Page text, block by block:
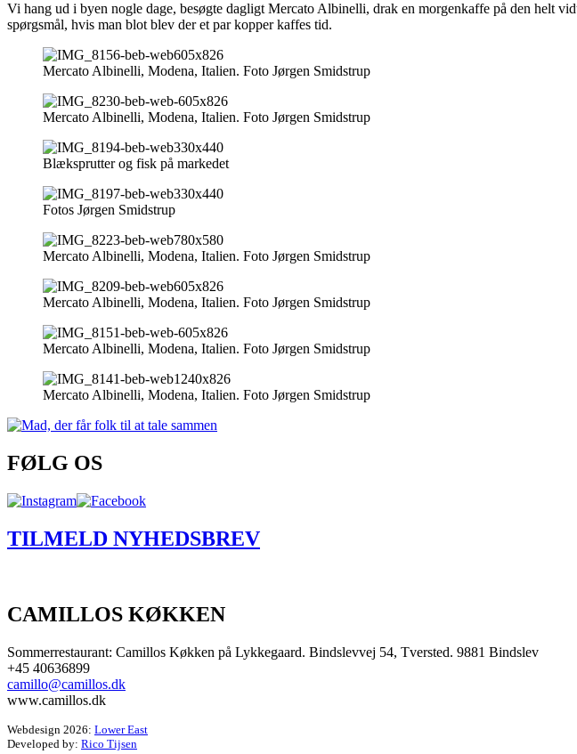
Vi hang ud i byen nogle dage, besøgte dagligt Mercato Albinelli, drak en morgenkaffe på den helt
spørgsmål, hvis man blot blev der et par kopper kaffes tid.
Mercato Albinelli, Modena, Italien. Foto Jørgen Smidstrup
Mercato Albinelli, Modena, Italien. Foto Jørgen Smidstrup
Blæksprutter og fisk på markedet
Fotos Jørgen Smidstrup
Mercato Albinelli, Modena, Italien. Foto Jørgen Smidstrup
Mercato Albinelli, Modena, Italien. Foto Jørgen Smidstrup
Mercato Albinelli, Modena, Italien. Foto Jørgen Smidstrup
Mercato Albinelli, Modena, Italien. Foto Jørgen Smidstrup
FØLG OS
TILMELD NYHEDSBREV
CAMILLOS KØKKEN
Sommerrestaurant: Camillos Køkken på Lykkegaard. Bindslevvej 54, Tversted. 9881 Bindslev
+45 40636899
camillo@camillos.dk
www.camillos.dk
Webdesign 2026: Lower East
Developed by: Rico Tijsen